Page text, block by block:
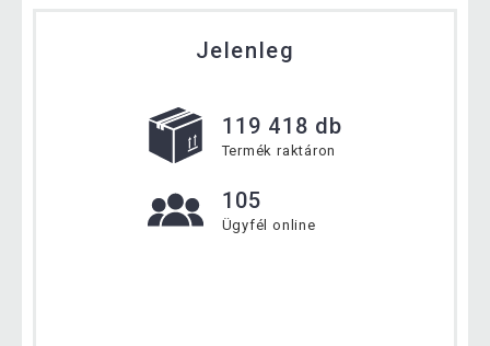
Jelenleg
119 418 db
Termék raktáron
105
Ügyfél online